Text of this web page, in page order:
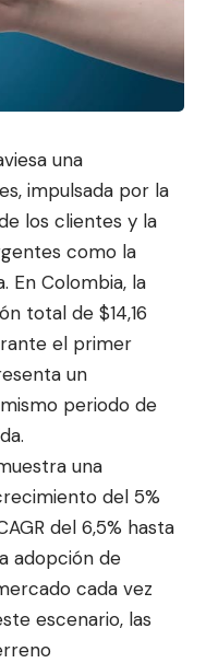
una
impulsada por la
e los clientes y la
como la
En Colombia, la
total de $14,16
el primer
un
periodo de
una
del 5%
del 6,5% hasta
adopción de
cada vez
escenario, las